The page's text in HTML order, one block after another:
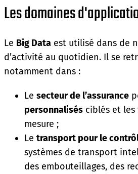
Les domaines
Le Big Data est utilisé dans de
d’activité au quotidien. Il se
notamment dans :
Le secteur de l’assurance
personnalisés ciblés et
mesure ;
Le transport pour le
systèmes de transport
des embouteillages, des